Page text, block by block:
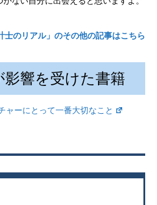
士のリアル」のその他の記事はこちら
響を受けた書籍
ャーにとって一番大切なこと